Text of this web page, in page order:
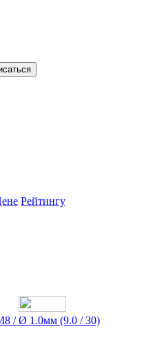
Рейтингу
/ Ø 1.0мм (9.0 / 30)